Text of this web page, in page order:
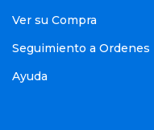
Ver su Compra
Seguimiento a Ordenes
Ayuda